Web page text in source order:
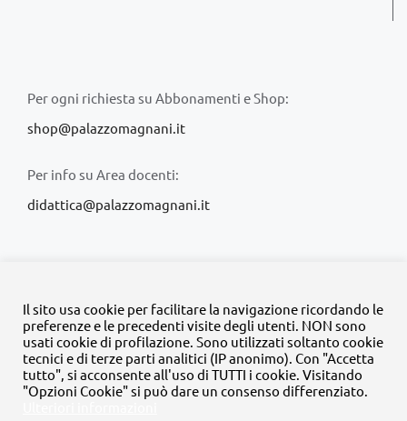
Per ogni richiesta su Abbonamenti e Shop:
shop@palazzomagnani.it
Per info su Area docenti:
didattica@palazzomagnani.it
© Copyright 2020 -2026 | Tutti i diritti riservati | MyFpm è un
progetto dellaFondazione Palazzo Magnani
Il sito usa cookie per facilitare la navigazione ricordando le
preferenze e le precedenti visite degli utenti. NON sono
usati cookie di profilazione. Sono utilizzati soltanto cookie
tecnici e di terze parti analitici (IP anonimo). Con "Accetta
tutto", si acconsente all'uso di TUTTI i cookie. Visitando
"Opzioni Cookie" si può dare un consenso differenziato.